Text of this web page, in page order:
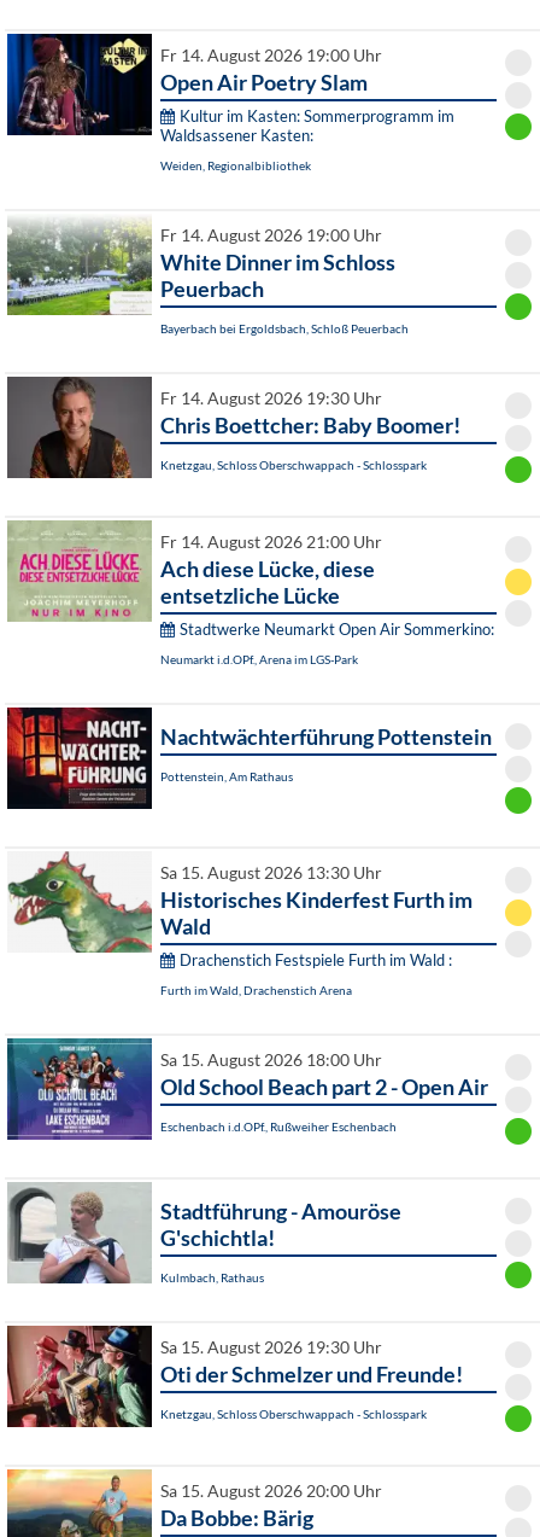
Fr 14. August 2026 19:00 Uhr
Open Air Poetry Slam
Kultur im Kasten: Sommerprogramm im
Waldsassener Kasten:
Weiden, Regionalbibliothek
Fr 14. August 2026 19:00 Uhr
White Dinner im Schloss
Peuerbach
Bayerbach bei Ergoldsbach, Schloß Peuerbach
Fr 14. August 2026 19:30 Uhr
Chris Boettcher: Baby Boomer!
Knetzgau, Schloss Oberschwappach - Schlosspark
Fr 14. August 2026 21:00 Uhr
Ach diese Lücke, diese
entsetzliche Lücke
Stadtwerke Neumarkt Open Air Sommerkino:
Neumarkt i.d.OPf., Arena im LGS-Park
Nachtwächterführung Pottenstein
Pottenstein, Am Rathaus
Sa 15. August 2026 13:30 Uhr
Historisches Kinderfest Furth im
Wald
Drachenstich Festspiele Furth im Wald :
Furth im Wald, Drachenstich Arena
Sa 15. August 2026 18:00 Uhr
Old School Beach part 2 - Open Air
Eschenbach i.d.OPf., Rußweiher Eschenbach
Stadtführung - Amouröse
G'schichtla!
Kulmbach, Rathaus
Sa 15. August 2026 19:30 Uhr
Oti der Schmelzer und Freunde!
Knetzgau, Schloss Oberschwappach - Schlosspark
Sa 15. August 2026 20:00 Uhr
Da Bobbe: Bärig